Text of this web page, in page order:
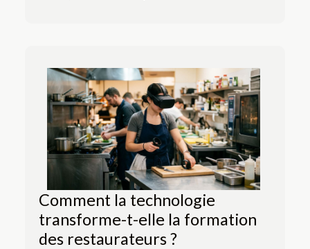
Comment la technologie
transforme-t-elle la formation
des restaurateurs ?